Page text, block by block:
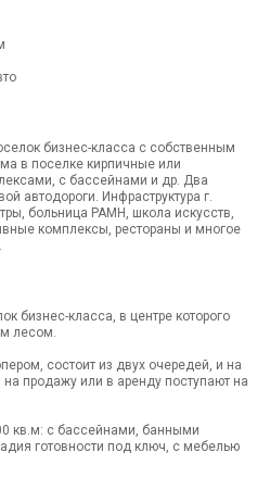
бизнес-класса с собственным
в поселке кирпичные или
с бассейнами и др. Два
автодороги. Инфраструктура г.
больница РАМН, школа искусств,
комплексы, рестораны и многое
бизнес-класса, в центре которого
лесом.
состоит из двух очередей, и на
продажу или в аренду поступают на
кв.м: с бассейнами, банными
готовности под ключ, с мебелью